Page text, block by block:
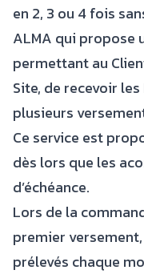
en 2, 3 ou 4 fois
ALMA qui propose
permettant au
Site, de recevoir
plusieurs
Ce service est
dès lors que les
d’échéance.
Lors de la
premier
prélevés chaque